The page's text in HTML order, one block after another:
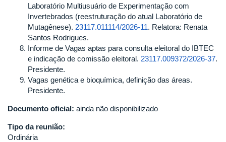
Laboratório Multiusuário de Experimentação com
Invertebrados (reestruturação do atual Laboratório de
Mutagênese). 23117.011114/2026-11. Relatora: Renata
Santos Rodrigues.
Informe de Vagas aptas para consulta eleitoral do IBTEC
e indicação de comissão eleitoral. 23117.009372/2026-37.
Presidente.
Vagas genética e bioquímica, definição das áreas.
Presidente.
Documento oficial: ainda não disponibilizado
Tipo da reunião:
Ordinária